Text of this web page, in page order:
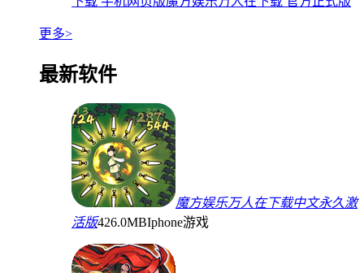
更多>
最新软件
魔方娱乐万人在下载中文永久激
活版426.0MBIphone游戏